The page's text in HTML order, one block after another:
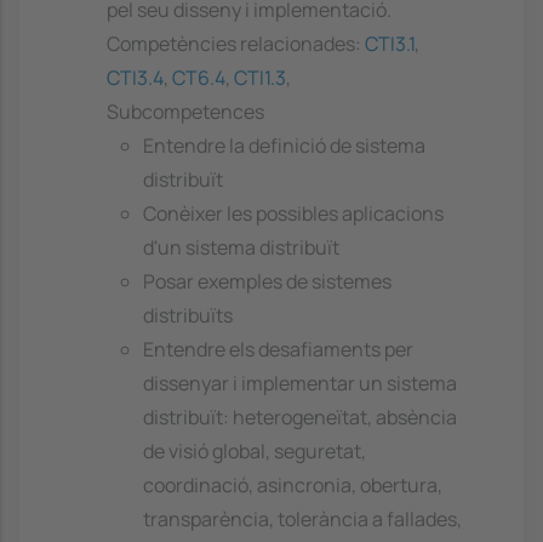
pel seu disseny i implementació.
Competències relacionades: CTI3.1,
CTI3.4, CT6.4, CTI1.3,
Subcompetences
Entendre la definició de sistema
distribuït
Conèixer les possibles aplicacions
d'un sistema distribuït
Posar exemples de sistemes
distribuïts
Entendre els desafiaments per
dissenyar i implementar un sistema
distribuït: heterogeneïtat, absència
de visió global, seguretat,
coordinació, asincronia, obertura,
transparència, tolerància a fallades,